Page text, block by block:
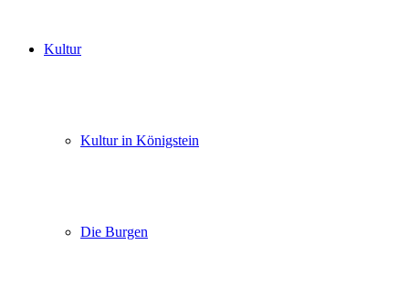
Kultur
Kultur in Königstein
Die Burgen